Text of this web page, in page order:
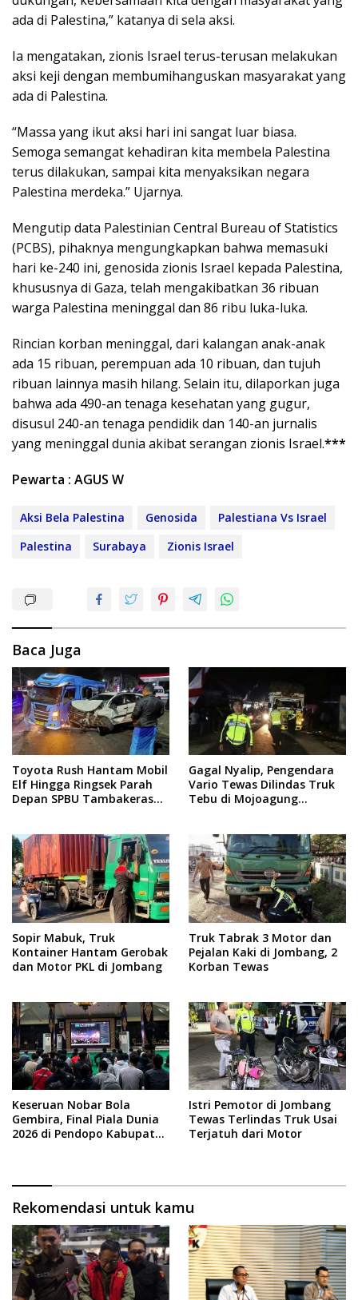
ada di Palestina,” katanya di sela aksi.
Ia mengatakan, zionis Israel terus-terusan melakukan
aksi keji dengan membumihanguskan masyarakat yang
ada di Palestina.
“Massa yang ikut aksi hari ini sangat luar biasa.
Semoga semangat kehadiran kita membela Palestina
terus dilakukan, sampai kita menyaksikan negara
Palestina merdeka.” Ujarnya.
Mengutip data Palestinian Central Bureau of Statistics
(PCBS), pihaknya mengungkapkan bahwa memasuki
hari ke-240 ini, genosida zionis Israel kepada Palestina,
khususnya di Gaza, telah mengakibatkan 36 ribuan
warga Palestina meninggal dan 86 ribu luka-luka.
Rincian korban meninggal, dari kalangan anak-anak
ada 15 ribuan, perempuan ada 10 ribuan, dan tujuh
ribuan lainnya masih hilang. Selain itu, dilaporkan juga
bahwa ada 490-an tenaga kesehatan yang gugur,
disusul 240-an tenaga pendidik dan 140-an jurnalis
yang meninggal dunia akibat serangan zionis Israel.***
Pewarta : AGUS W
Aksi Bela Palestina Genosida
Palestiana Vs Israel
Palestina
Surabaya Zionis Israel
Baca Juga
Toyota Rush Hantam Mobil
Elf Hingga Ringsek Parah
Depan SPBU Tambakeras
Gagal Nyalip, Pengendara
Vario Tewas Dilindas Truk
Tebu di Mojoagung
Sopir Mabuk, Truk
Kontainer Hantam Gerobak
dan Motor PKL di Jombang
Truk Tabrak 3 Motor dan
Pejalan Kaki di Jombang, 2
Korban Tewas
Keseruan Nobar Bola
Gembira, Final Piala Dunia
2026 di Pendopo Kabupaten
Istri Pemotor di Jombang
Tewas Terlindas Truk Usai
Terjatuh dari Motor
Rekomendasi untuk kamu